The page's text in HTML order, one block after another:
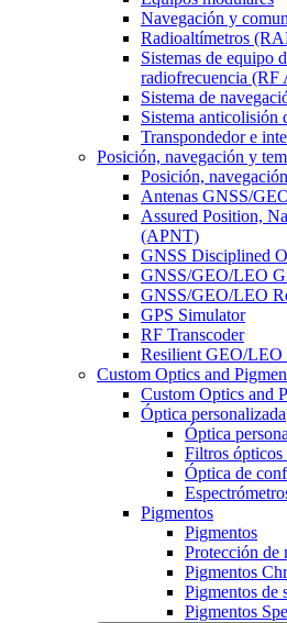
Navegación y
Radioaltímetros
Sistemas de equipo
radiofrecuencia (RF
Sistema de
Sistema
Transpondedor e
Posición, navegación y
Posición,
Antenas GNSS/
Assured Position,
(APNT)
GNSS Disciplined
GNSS/GEO/LEO
GNSS/GEO/LEO
GPS Simulator
RF Transcoder
Resilient GEO/LEO
Custom Optics and
Custom Optics and
Óptica personalizada
Óptica
Filtros ópticos
Óptica de
Pigmentos
Pigmentos
Protección de
Pigmentos
Pigmentos de
Pigmentos